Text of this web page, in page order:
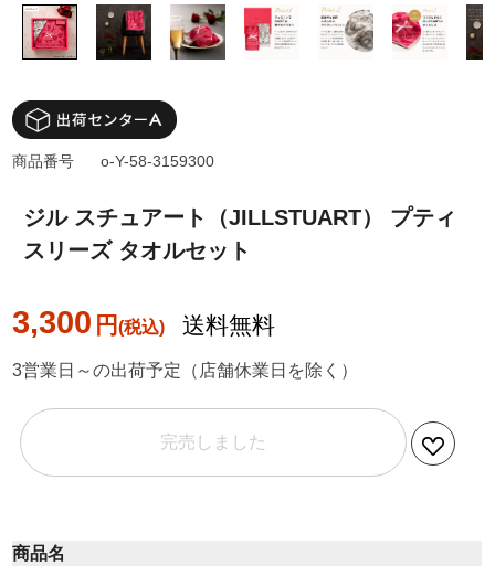
ジル スチュアート（JILLSTUART） プティ
スリーズ タオルセット
3,300 円 送料無料
商品番号 o-Y-58-3159300
3営業日～の出荷予定（店舗休業日を除く）
完売しました
商品名